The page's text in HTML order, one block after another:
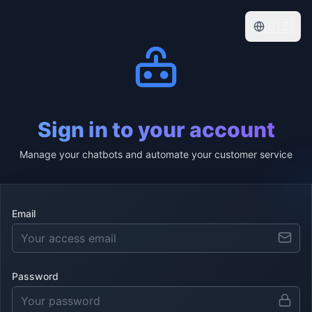
Sign in to your account
Manage your chatbots and automate your customer service
Email
Password